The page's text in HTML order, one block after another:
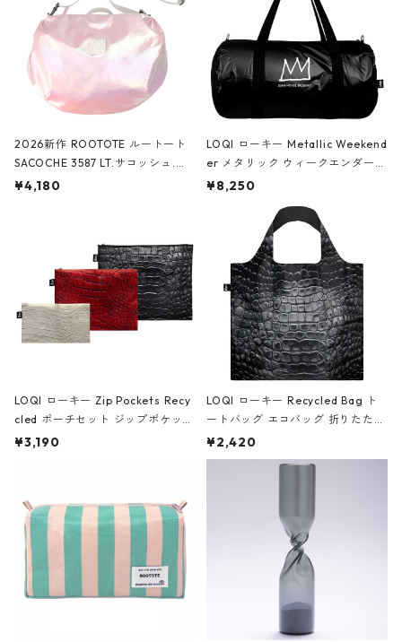
2026新作 ROOTOTE ルートート
SACOCHE 3587 LT.サコッシュ.ル
ミエ-B ショルダーバッグ グロスピ
¥4,180
LOQI ローキー Metallic Weekend
er メタリック ウィークエンダー
ボストンバッグ ショルダーバッグ
Black ジャン=ミッシェル・バスキ
ア/クラウン ブラック
¥8,250
LOQI ローキー Zip Pockets Recy
cled ポーチセット ジップポケット
ファスナーポーチ 撥水加工 トラベ
ーガンディー、オフホワイト
¥3,190
LOQI ローキー Recycled Bag ト
ートバッグ エコバッグ 折りたたみ
大きめ 撥水加工 収納ポーチ CRO
CODILE/Black クロコダイル/ブラ
¥2,420